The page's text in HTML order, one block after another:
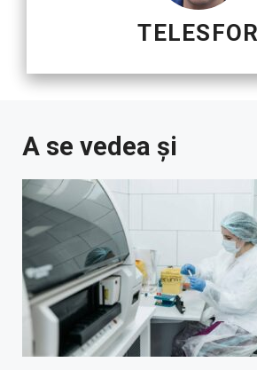
TELESFOR
A se vedea și